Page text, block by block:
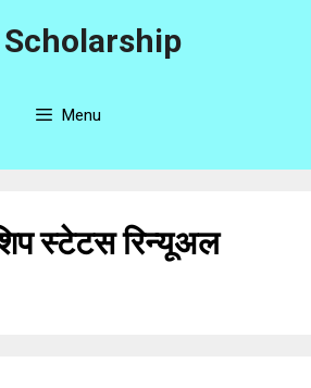
Scholarship
Menu
स्टेटस रिन्यूअल